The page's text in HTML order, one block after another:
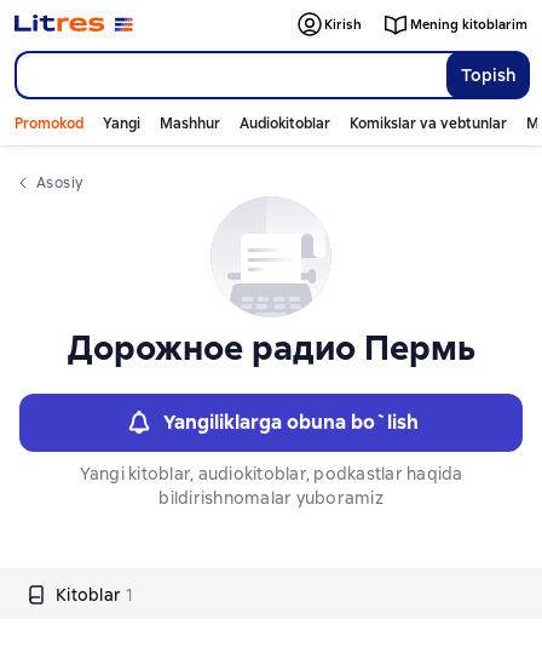
Topish
Kirish Mening kitoblarim
Promokod Yangi Mashhur Audiokitoblar Komikslar va vebtunlar
Asosiy
Дорожное радио Пермь
Yangiliklarga obuna bo`lish
Yangi kitoblar, audiokitoblar, podkastlar haqida
bildirishnomalar yuboramiz
Kitoblar 1